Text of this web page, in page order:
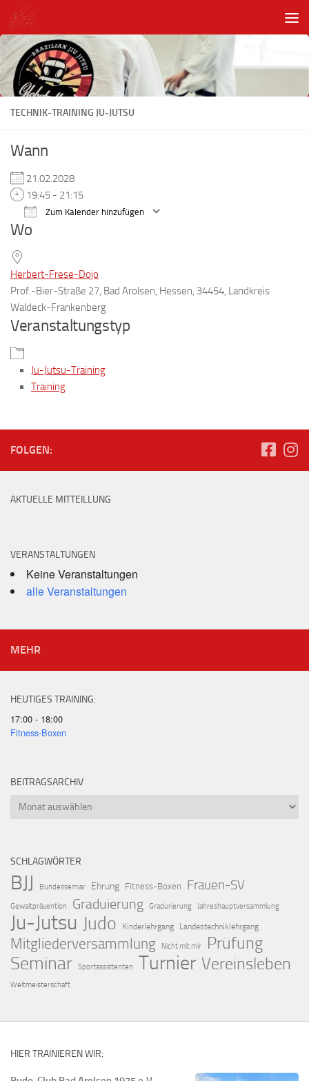
Unter dem Inhalt
TECHNIK-TRAINING JU-JUTSU
Wann
21.02.2028
19:45 - 21:15
Zum Kalender hinzufügen
Wo
Herbert-Frese-Dojo
Prof.-Bier-Straße 27, Bad Arolsen, Hessen, 34454, Landkreis
Waldeck-Frankenberg
Veranstaltungstyp
Ju-Jutsu-Training
Training
FOLGEN:
AKTUELLE MITTEILLUNG
VERANSTALTUNGEN
Keine Veranstaltungen
alle Veranstaltungen
MEHR
HEUTIGES TRAINING:
17:00 - 18:00
Fitness-Boxen
BEITRAGSARCHIV
Beitragsarchiv
SCHLAGWÖRTER
BJJ Bundessemiar Ehrung Fitness-Boxen Frauen-SV
Gewaltprävention Graduierung Gradurierung Jahreshauptversammlung
Ju-Jutsu Judo Kinderlehrgang Landestechniklehrgang
Mitgliederversammlung Nicht mit mir Prüfung
Seminar Sportassistenten Turnier Vereinsleben
Weltmeisterschaft
HIER TRAINIEREN WIR: